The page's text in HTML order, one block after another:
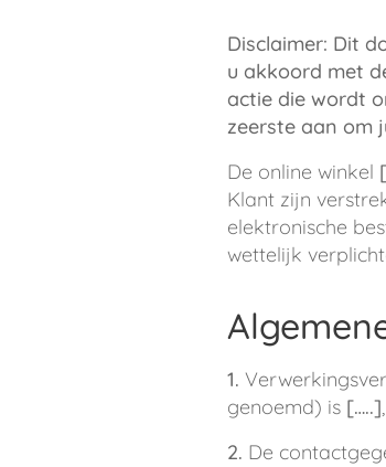
Disclaimer: Dit
u akkoord met
actie die wordt
zeerste aan om
De online winkel
Klant zijn
elektronische
wettelijk
1.
genoemd) is […..]
2. De